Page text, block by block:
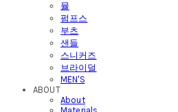
뮬
펌프스
부츠
샌들
스니커즈
브라이덜
MEN'S
ABOUT
About